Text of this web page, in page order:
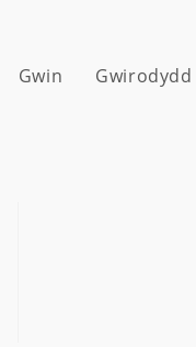
Gwin Gwirodydd